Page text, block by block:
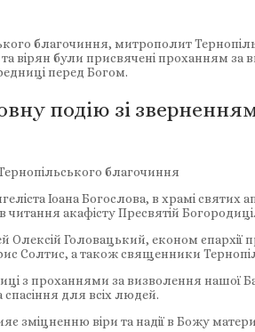
благочиння, митрополит
були присвячені проханням за
перед Богом.
подію зі зверненням
благочиння
Іоана Богослова, в храмі святих
акафісту Пресвятій Богородиці.
Олексій Головацький, економ
Солтис, а також священники
з проханнями за визволення нашої
для всіх людей.
віри та надії в Божу